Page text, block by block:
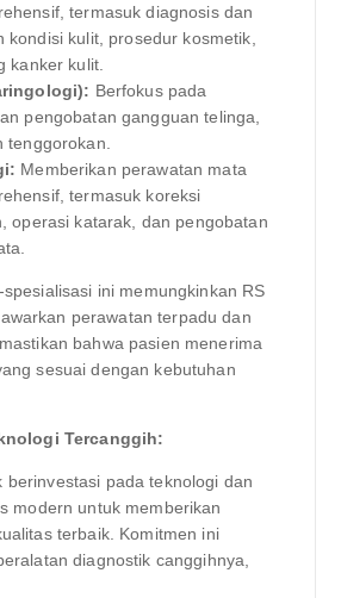
termasuk diagnosis dan
kondisi kulit, prosedur kosmetik,
kanker kulit.
Berfokus pada
pengobatan gangguan telinga,
tenggorokan.
Memberikan perawatan mata
termasuk koreksi
operasi katarak, dan pengobatan
ini memungkinkan RS
perawatan terpadu dan
bahwa pasien menerima
sesuai dengan kebutuhan
Tercanggih:
berinvestasi pada teknologi dan
modern untuk memberikan
terbaik. Komitmen ini
diagnostik canggihnya,